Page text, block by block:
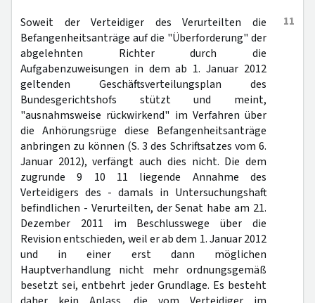
11
Soweit der Verteidiger des Verurteilten die
Befangenheitsanträge auf die "Überforderung" der
abgelehnten Richter durch die
Aufgabenzuweisungen in dem ab 1. Januar 2012
geltenden Geschäftsverteilungsplan des
Bundesgerichtshofs stützt und meint,
"ausnahmsweise rückwirkend" im Verfahren über
die Anhörungsrüge diese Befangenheitsanträge
anbringen zu können (S. 3 des Schriftsatzes vom 6.
Januar 2012), verfängt auch dies nicht. Die dem
zugrunde 9 10 11 liegende Annahme des
Verteidigers des - damals in Untersuchungshaft
befindlichen - Verurteilten, der Senat habe am 21.
Dezember 2011 im Beschlusswege über die
Revision entschieden, weil er ab dem 1. Januar 2012
und in einer erst dann möglichen
Hauptverhandlung nicht mehr ordnungsgemäß
besetzt sei, entbehrt jeder Grundlage. Es besteht